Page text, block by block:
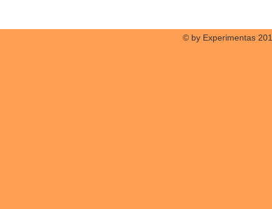
© by Experimentas